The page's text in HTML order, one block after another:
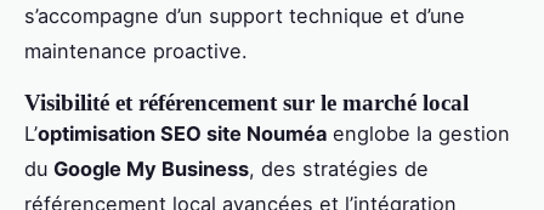
s’accompagne d’un support technique et d’une
maintenance proactive.
Visibilité et référencement sur le marché local
L’optimisation SEO site Nouméa englobe la gestion
du Google My Business, des stratégies de
référencement local avancées et l’intégration